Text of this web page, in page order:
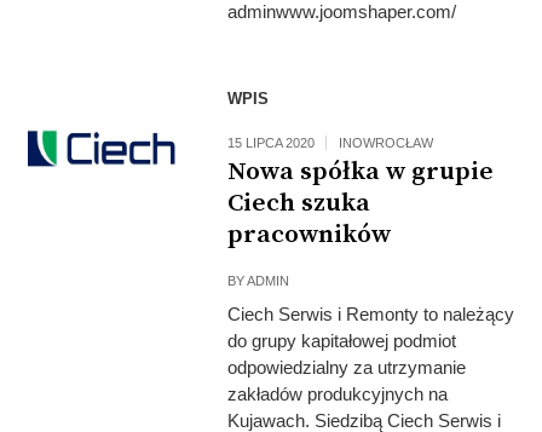
adminwww.joomshaper.com/
WPIS
15 LIPCA 2020 INOWROCŁAW
Nowa spółka w grupie
Ciech szuka
pracowników
BYADMIN
Ciech Serwis i Remonty to należący
do grupy kapitałowej podmiot
odpowiedzialny za utrzymanie
zakładów produkcyjnych na
Kujawach. Siedzibą Ciech Serwis i